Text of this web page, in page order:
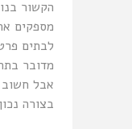
הקשור
מספקים
לבתים
מדובר
אבל
בצורה